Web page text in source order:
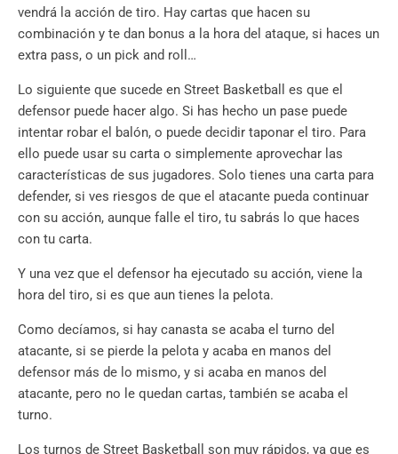
vendrá la acción de tiro. Hay cartas que hacen su
combinación y te dan bonus a la hora del ataque, si haces un
extra pass, o un pick and roll…
Lo siguiente que sucede en Street Basketball es que el
defensor puede hacer algo. Si has hecho un pase puede
intentar robar el balón, o puede decidir taponar el tiro. Para
ello puede usar su carta o simplemente aprovechar las
características de sus jugadores. Solo tienes una carta para
defender, si ves riesgos de que el atacante pueda continuar
con su acción, aunque falle el tiro, tu sabrás lo que haces
con tu carta.
Y una vez que el defensor ha ejecutado su acción, viene la
hora del tiro, si es que aun tienes la pelota.
Como decíamos, si hay canasta se acaba el turno del
atacante, si se pierde la pelota y acaba en manos del
defensor más de lo mismo, y si acaba en manos del
atacante, pero no le quedan cartas, también se acaba el
turno.
Los turnos de Street Basketball son muy rápidos, ya que es